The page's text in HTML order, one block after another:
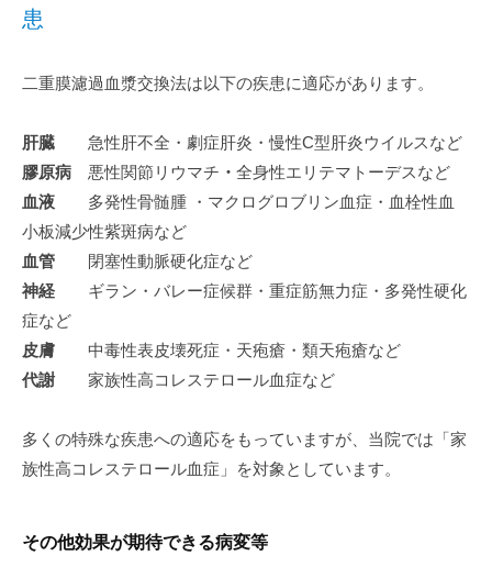
患
二重膜濾過血漿交換法は以下の疾患に適応があります。
肝臓 急性肝不全・劇症肝炎・慢性C型肝炎ウイルスなど
膠原病 悪性関節リウマチ ・ 全身性エリテマトーデスなど
血液
多発性骨髄腫 ・マクログロブリン血症・血栓性血
小板減少性紫斑病など
血管
閉塞性動脈硬化症など
神経
ギラン・バレー症候群・重症筋無力症・多発性硬化
症など
皮膚 中毒性表皮壊死症・天疱瘡・類天疱瘡など
代謝
家族性高コレステロール血症など
多くの特殊な疾患への適応をもっていますが、当院では「家
族性高コレステロール血症」を対象としています。
その他効果が期待できる病変等